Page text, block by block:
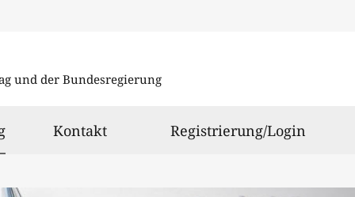
und der Bundesregierung
ausgewählt
Kontakt Registrierung/Login